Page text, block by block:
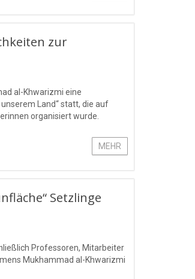
zur
al-Khwarizmi eine
Land“ statt, die auf
organisiert wurde.
MEHR
Setzlinge
Professoren, Mitarbeiter
Mukhammad al-Khwarizmi